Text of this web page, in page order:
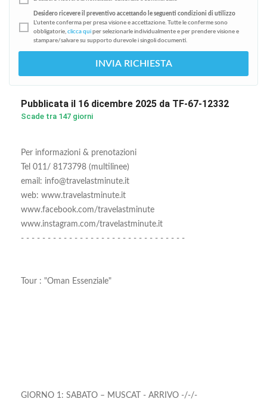
Desidero ricevere il preventivo accettando le seguenti condizioni di utilizzo
L'utente conferma per presa visione e accettazione. Tutte le conferme sono
obbligatorie, clicca qui per selezionarle individualmente e per prendere visione e
stampare/salvare su supporto durevole i singoli documenti.
INVIA RICHIESTA
Pubblicata il 16 dicembre 2025 da TF-67-12332
Scade tra 147 giorni
Per informazioni & prenotazioni
Tel 011/ 8173798 (multilinee)
email: info@travelastminute.it
web: www.travelastminute.it
www.facebook.com/travelastminute
www.instagram.com/travelastminute.it
- - - - - - - - - - - - - - - - - - - - - - - - - - - - - - -
Tour : "Oman Essenziale"
GIORNO 1: SABATO – MUSCAT - ARRIVO -/-/-